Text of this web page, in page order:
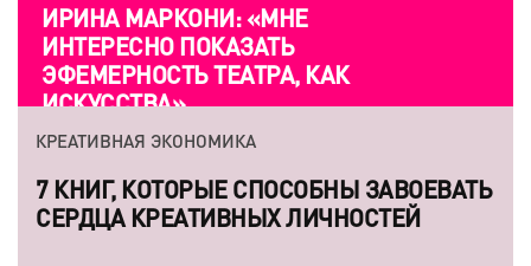
ИРИНА МАРКОНИ: «МНЕ
ИНТЕРЕСНО ПОКАЗАТЬ
ЭФЕМЕРНОСТЬ ТЕАТРА, КАК
ИСКУССТВА»
КРЕАТИВНАЯ ЭКОНОМИКА
7 КНИГ, КОТОРЫЕ СПОСОБНЫ ЗАВОЕВАТЬ
СЕРДЦА КРЕАТИВНЫХ ЛИЧНОСТЕЙ